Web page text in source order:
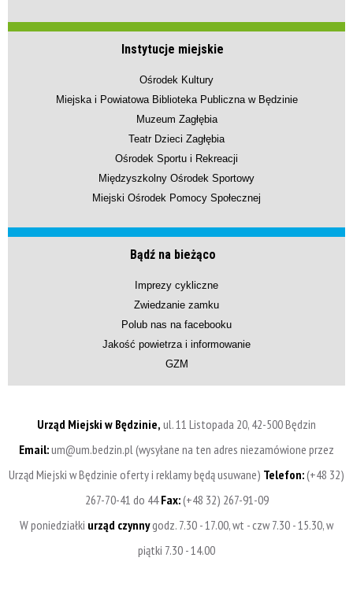
Instytucje miejskie
Ośrodek Kultury
Miejska i Powiatowa Biblioteka Publiczna w Będzinie
Muzeum Zagłębia
Teatr Dzieci Zagłębia
Ośrodek Sportu i Rekreacji
Międzyszkolny Ośrodek Sportowy
Miejski Ośrodek Pomocy Społecznej
Bądź na bieżąco
Imprezy cykliczne
Zwiedzanie zamku
Polub nas na facebooku
Jakość powietrza i informowanie
GZM
Urząd Miejski w Będzinie, ul. 11 Listopada 20, 42-500 Będzin
Email:um@um.bedzin.pl (wysyłane na ten adres niezamówione przez
Urząd Miejski w Będzinie oferty i reklamy będą usuwane) Telefon:(+48 32)
267-70-41 do 44Fax:(+48 32) 267-91-09
W poniedziałki urząd czynnygodz. 7.30 - 17.00, wt - czw 7.30 - 15.30, w
piątki 7.30 - 14.00